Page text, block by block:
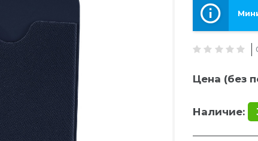
Цена (без
Наличие: